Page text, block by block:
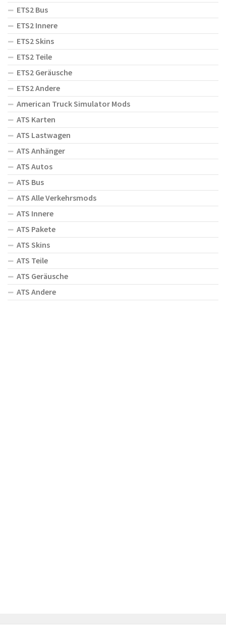
ETS2 Bus
ETS2 Innere
ETS2 Skins
ETS2 Teile
ETS2 Geräusche
ETS2 Andere
American Truck Simulator Mods
ATS Karten
ATS Lastwagen
ATS Anhänger
ATS Autos
ATS Bus
ATS Alle Verkehrsmods
ATS Innere
ATS Pakete
ATS Skins
ATS Teile
ATS Geräusche
ATS Andere